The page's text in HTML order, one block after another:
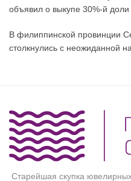
объявил о выкупе 30%-й
В филиппинской провинции
столкнулись с неожиданной
Старейшая скупка